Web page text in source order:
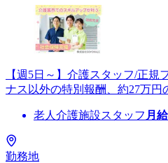
【週5日～】介護スタッフ/正規
ナス以外の特別報酬、約27万円
老人介護施設スタッフ 月給
勤務地